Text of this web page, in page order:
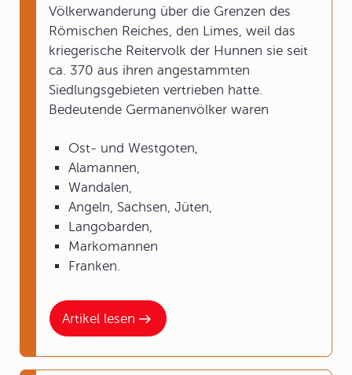
Artikel lesen
Völkerwanderung über die Grenzen des
Römischen Reiches, den Limes, weil das
kriegerische Reitervolk der Hunnen sie seit
ca. 370 aus ihren angestammten
Siedlungsgebieten vertrieben hatte.
Bedeutende Germanenvölker waren
Ost- und Westgoten,
Alamannen,
Wandalen,
Angeln, Sachsen, Jüten,
Langobarden,
Markomannen
Franken.